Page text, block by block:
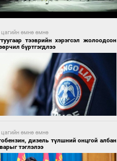
цагийн өмнө өмнө
тээврийн хэрэгсэл жолоодсон
бүртгэгдлээ
цагийн өмнө өмнө
дизель түлшний онцгой албан
тэглэлээ